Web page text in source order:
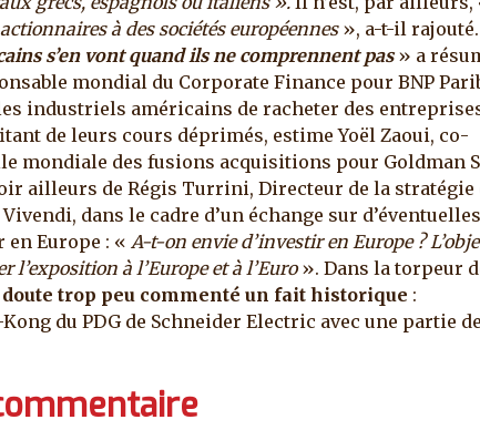
à des sociétés européennes», a-t-il
s’en vont quand ils ne comprennent pas » a
mondial du Corporate Finance pour BNP
industriels américains de racheter des
de leurs cours déprimés, estime Yoël Zaoui, co-
mondiale des fusions acquisitions pour Goldman
ailleurs de Régis Turrini, Directeur de la stratégie
dans le cadre d’un échange sur d’éventuelles
Europe : « A-t-on envie d’investir en Europe ?
l’exposition à l’Europe et à l’Euro». Dans la torpeur
doute trop peu commenté un fait historique :
du PDG de Schneider Electric avec une partie